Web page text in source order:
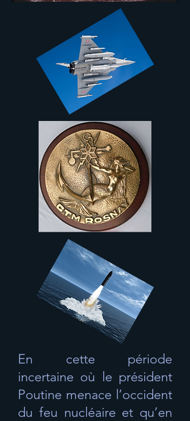
En cette période
incertaine où le président
Poutine menace l’occident
du feu nucléaire et qu’en